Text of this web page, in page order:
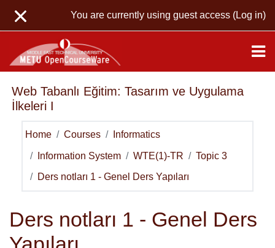
You are currently using guest access (Log in)
Web Tabanlı Eğitim: Tasarım ve Uygulama
İlkeleri I
Home Courses Informatics
Information System WTE(1)-TR Topic 3
Ders notları 1 - Genel Ders Yapıları
Ders notları 1 - Genel Ders